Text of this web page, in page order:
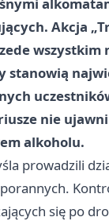
Akcja
stanowią
nie
alkoholu.
prowadzili
się po